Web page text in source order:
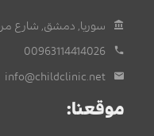
سوريا, دمشق, شارع
00963114414026
info@childclinic.net
موقعنا: